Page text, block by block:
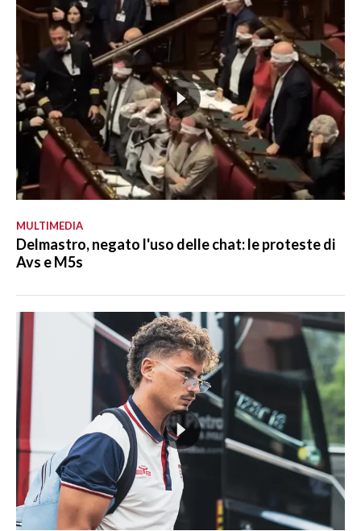
MULTIMEDIA
Delmastro, negato l'uso delle chat: le proteste di
Avs e M5s